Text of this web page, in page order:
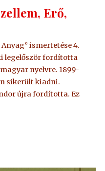
Erő,
Anyag” ismertetése 4.
legelőször fordította
nyelvre. 1899-
sikerült kiadni.
újra fordította. Ez